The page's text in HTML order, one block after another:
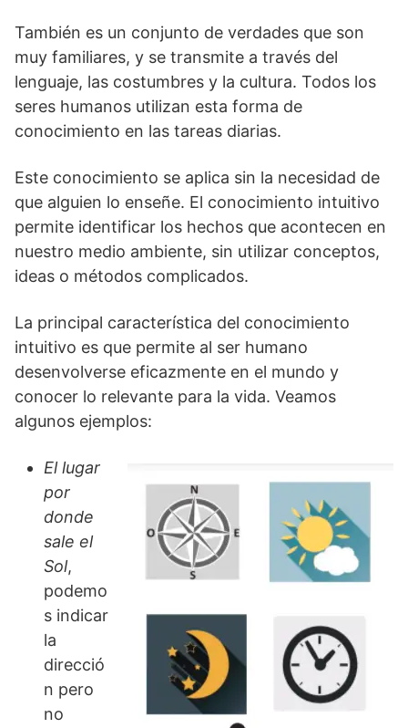
También es un conjunto de verdades que son
muy familiares, y se transmite a través del
lenguaje, las costumbres y la cultura. Todos los
seres humanos utilizan esta forma de
conocimiento en las tareas diarias.
Este conocimiento se aplica sin la necesidad de
que alguien lo enseñe. El conocimiento intuitivo
permite identificar los hechos que acontecen en
nuestro medio ambiente, sin utilizar conceptos,
ideas o métodos complicados.
La principal característica del conocimiento
intuitivo es que permite al ser humano
desenvolverse eficazmente en el mundo y
conocer lo relevante para la vida. Veamos
algunos ejemplos:
El lugar
por
donde
sale el
Sol,
podemo
s indicar
la
direcció
n pero
no